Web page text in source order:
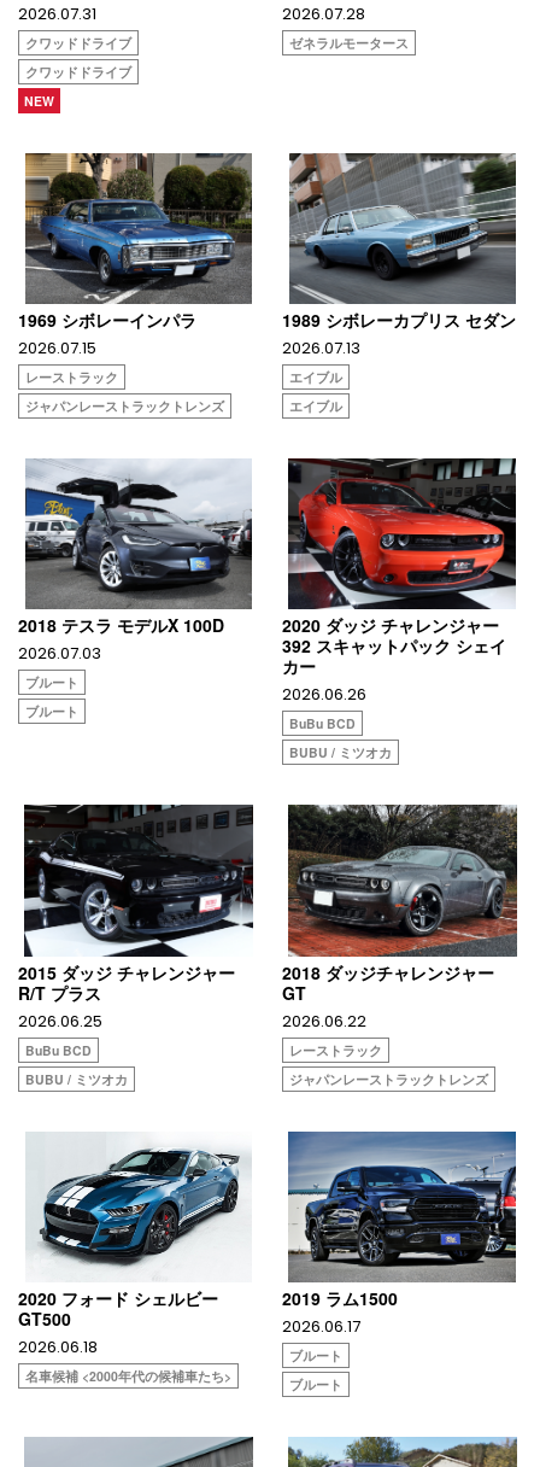
2026.07.31
クワッドドライブ
クワッドドライブ
NEW
2026.07.28
ゼネラルモータース
1969 シボレーインパラ
2026.07.15
レーストラック
ジャパンレーストラックトレンズ
1989 シボレーカプリス セダン
2026.07.13
エイブル
エイブル
2018 テスラ モデルX 100D
2026.07.03
ブルート
ブルート
2020 ダッジ チャレンジャー
392 スキャットパック シェイ
カー
2026.06.26
BuBu BCD
BUBU / ミツオカ
2015 ダッジ チャレンジャー
R/T プラス
2026.06.25
BuBu BCD
BUBU / ミツオカ
2018 ダッジチャレンジャー
GT
2026.06.22
レーストラック
ジャパンレーストラックトレンズ
2020 フォード シェルビー
GT500
2026.06.18
名車候補 <2000年代の候補車たち>
2019 ラム1500
2026.06.17
ブルート
ブルート